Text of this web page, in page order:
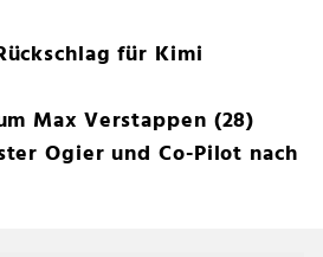
für Kimi
Max Verstappen (28)
Ogier und Co-Pilot nach